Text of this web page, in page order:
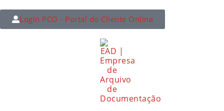
Login PCO - Portal do Cliente Online